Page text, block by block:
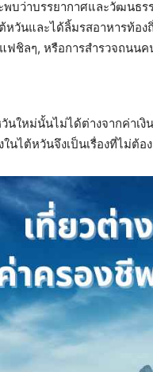
บว่าบรรยากาศและวัฒนธ
หวันและได้ลิ้มรสอาหารท้อ
ฟชิลๆ, หรือการสำรวจถนน
วันใหม่นั้นไม่ได้ต่างจากค่าเ
นไต้หวันจึงเป็นเรื่องที่ไม่ต้อ